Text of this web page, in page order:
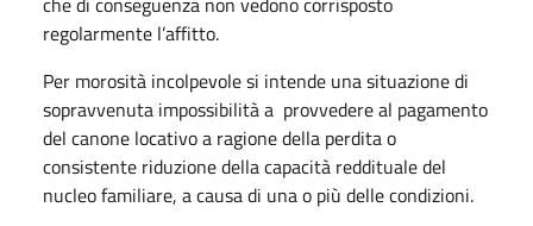
regolarmente l’affitto.
Per morosità incolpevole si intende una situazione di
sopravvenuta impossibilità a provvedere al pagamento
del canone locativo a ragione della perdita o
consistente riduzione della capacità reddituale del
nucleo familiare, a causa di una o più delle condizioni.